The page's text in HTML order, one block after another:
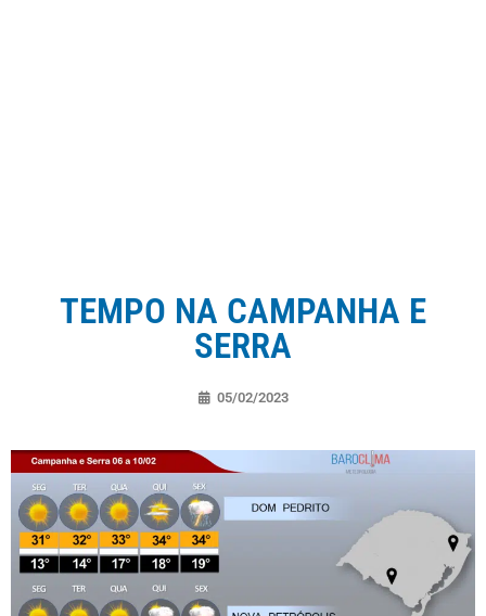
TEMPO NA CAMPANHA E
SERRA
05/02/2023